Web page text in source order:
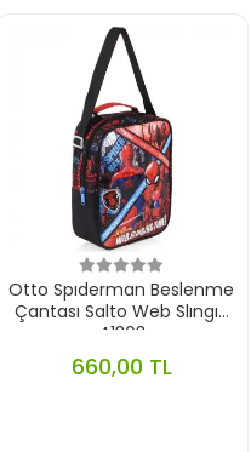
Otto Spıderman Beslenme
Çantası Salto Web Slıngın
41303
660,00 TL